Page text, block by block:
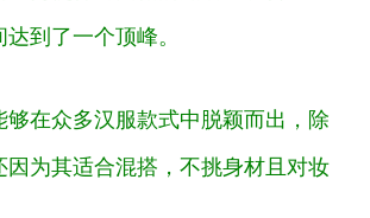
到了一个顶峰。
够在众多汉服款式中脱颖而出，除
因为其适合混搭，不挑身材且对妆